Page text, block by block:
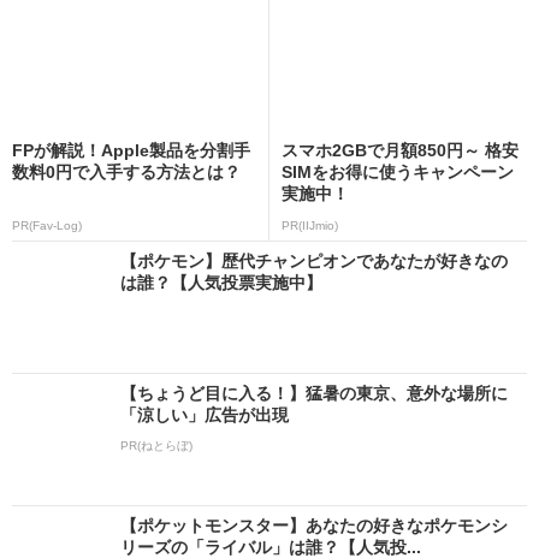
FPが解説！Apple製品を分割手
数料0円で入手する方法とは？
PR(Fav-Log)
スマホ2GBで月額850円～ 格安
SIMをお得に使うキャンペーン
実施中！
PR(IIJmio)
【ポケモン】歴代チャンピオンであなたが好きなの
は誰？【人気投票実施中】
【ちょうど目に入る！】猛暑の東京、意外な場所に
「涼しい」広告が出現
PR(ねとらぼ)
【ポケットモンスター】あなたの好きなポケモンシ
リーズの「ライバル」は誰？【人気投...